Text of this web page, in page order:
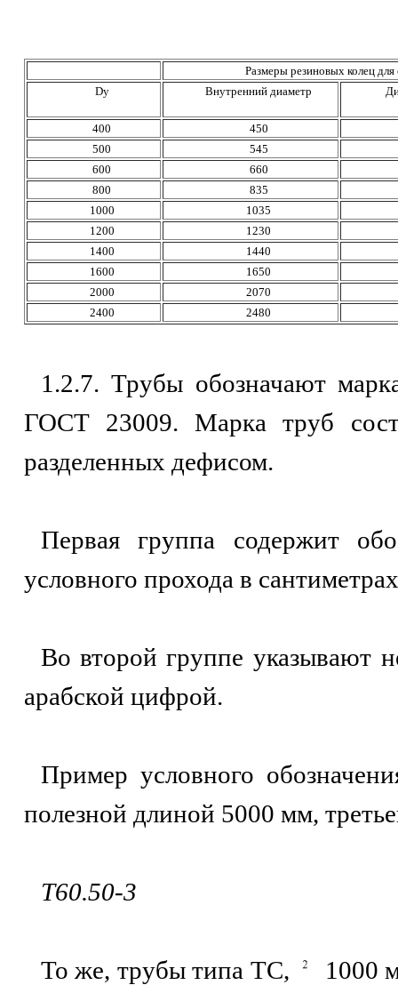
Размеры резиновых колец для
Dу
Внутренний диаметр
400
450
500
545
600
660
800
835
1000
1035
1200
1230
1400
1440
1600
1650
2000
2070
2400
2480
1.2.7. Трубы обозначают
ГОСТ 23009. Марка труб
разделенных дефисом.
Первая группа содержит
условного прохода в
Во второй группе указывают
арабской цифрой.
Пример условного
полезной длиной 5000 мм,
Т60.50-3
То же, трубы типа ТС,
1000